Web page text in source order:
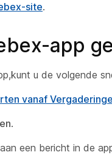
site.
app
u de volgende
vanaf
.
een bericht in de